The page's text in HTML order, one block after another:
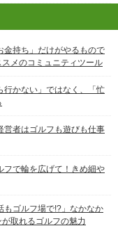
金持ち」だけがやるもので
メのコミュニティツール
行かない」ではなく、「忙
営者はゴルフも遊びも仕事
フで輪を広げて！きめ細や
もゴルフ場で!?」なかなか
取れるゴルフの魅力